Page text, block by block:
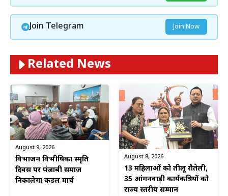
Join Telegram Join Now
Related News
August 9, 2026
विभाजन विभीषिका स्मृति
दिवस पर पंजाबी समाज
निकालेगा कैंडल मार्च
August 8, 2026
13 महिलाओं को तीलू रौतेली,
35 आंगनवाड़ी कार्यकत्रियों को
राज्य स्तरीय सम्मान